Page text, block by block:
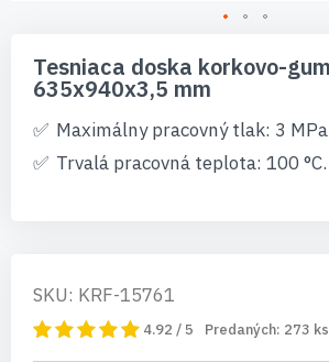
začiatok
galérie
Tesniaca doska korkovo-
635x940x3,5 mm
Maximálny pracovný tlak: 3
Trvalá pracovná teplota: 100 °C.
SKU: KRF-15761
4.92 / 5 Predaných: 273 ks